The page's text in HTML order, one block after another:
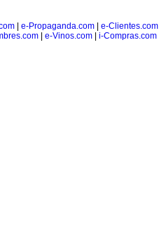
| e-Propaganda.com| e-Clientes.com|
e-Vinos.com i-Compras.com